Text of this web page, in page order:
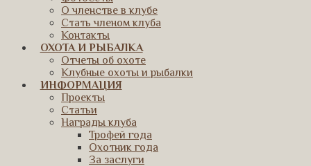
О членстве в клубе
Стать членом клуба
Контакты
ОХОТА И РЫБАЛКА
Отчеты об охоте
Клубные охоты и рыбалки
ИНФОРМАЦИЯ
Проекты
Статьи
Награды клуба
Трофей года
Охотник года
За заслуги